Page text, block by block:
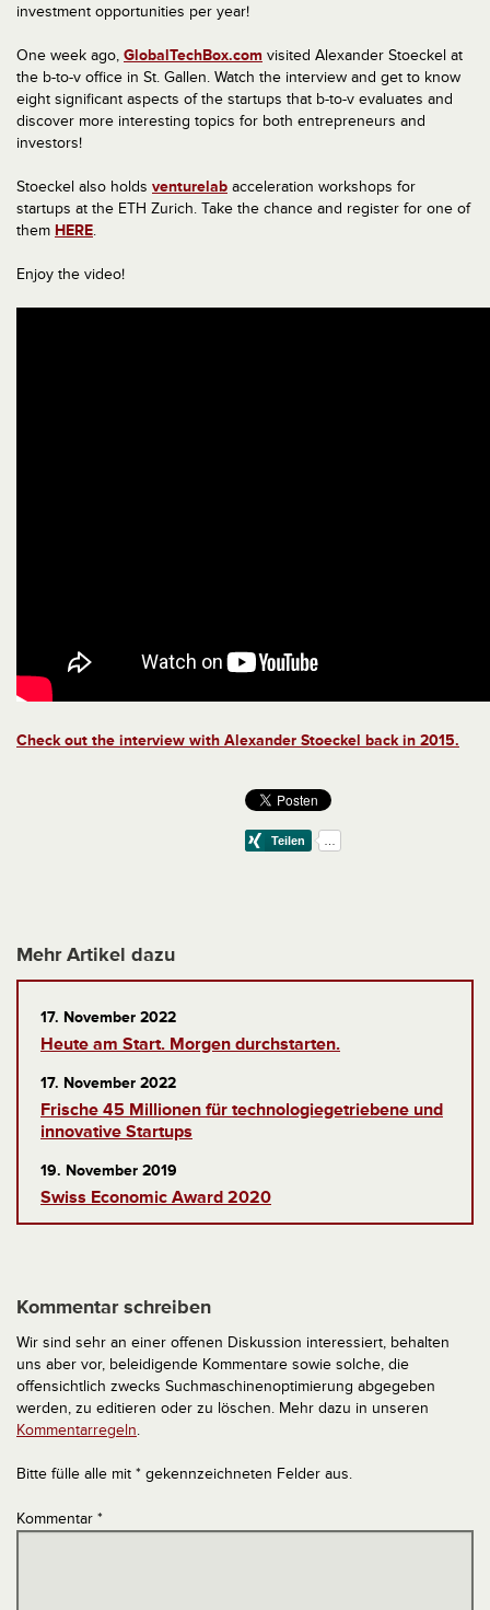
investment opportunities per year!
One week ago, GlobalTechBox.com visited Alexander Stoeckel at
the b-to-v office in St. Gallen. Watch the interview and get to know
eight significant aspects of the startups that b-to-v evaluates and
discover more interesting topics for both entrepreneurs and
investors!
Stoeckel also holds venturelab acceleration workshops for
startups at the ETH Zurich. Take the chance and register for one of
them HERE.
Enjoy the video!
Check out the interview with Alexander Stoeckel back in 2015.
Mehr Artikel dazu
17. November 2022
Heute am Start. Morgen durchstarten.
17. November 2022
Frische 45 Millionen für technologiegetriebene und
innovative Startups
19. November 2019
Swiss Economic Award 2020
Kommentar schreiben
Wir sind sehr an einer offenen Diskussion interessiert, behalten
uns aber vor, beleidigende Kommentare sowie solche, die
offensichtlich zwecks Suchmaschinenoptimierung abgegeben
werden, zu editieren oder zu löschen. Mehr dazu in unseren
Kommentarregeln.
Bitte fülle alle mit * gekennzeichneten Felder aus.
Kommentar *